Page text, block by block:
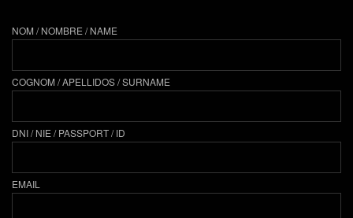
NOM / NOMBRE / NAME
COGNOM / APELLIDOS / SURNAME
DNI / NIE / PASSPORT / ID
EMAIL